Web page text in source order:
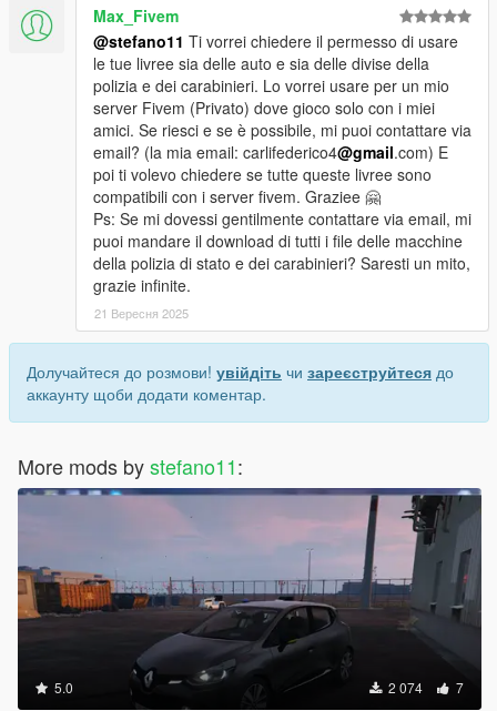
Max_Fivem
@stefano11 Ti vorrei chiedere il permesso di usare
le tue livree sia delle auto e sia delle divise della
polizia e dei carabinieri. Lo vorrei usare per un mio
server Fivem (Privato) dove gioco solo con i miei
amici. Se riesci e se è possibile, mi puoi contattare via
email? (la mia email: carlifederico4@gmail.com) E
poi ti volevo chiedere se tutte queste livree sono
compatibili con i server fivem. Graziee 🤗
Ps: Se mi dovessi gentilmente contattare via email, mi
puoi mandare il download di tutti i file delle macchine
della polizia di stato e dei carabinieri? Saresti un mito,
grazie infinite.
21 Вересня 2025
Долучайтеся до розмови! увійдіть чи зареєструйтеся до
аккаунту щоби додати коментар.
More mods bystefano11:
5.0 2 074 7